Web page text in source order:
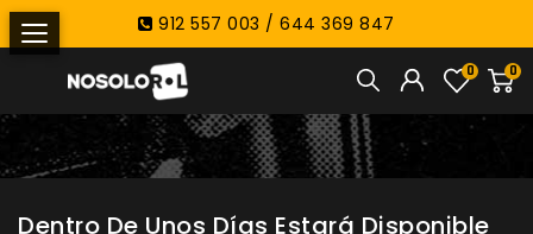
912 557 003 / 644 369 847
0
0
Dentro De Unos Días Estará Disponible